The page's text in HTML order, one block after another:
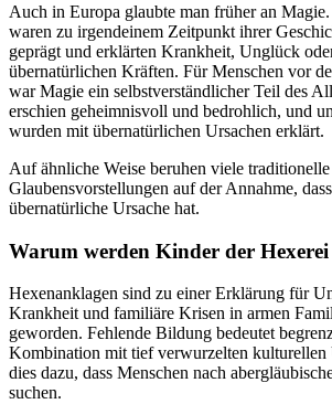
Auch in Europa glaubte man früher an
waren zu irgendeinem Zeitpunkt ihrer
geprägt und erklärten Krankheit, Unglück
übernatürlichen Kräften. Für Menschen vor
war Magie ein selbstverständlicher Teil des
erschien geheimnisvoll und bedrohlich, und
wurden mit übernatürlichen Ursachen erklärt.
Auf ähnliche Weise beruhen viele
Glaubensvorstellungen auf der Annahme,
übernatürliche Ursache hat.
Warum werden Kinder der
Hexenanklagen sind zu einer Erklärung für
Krankheit und familiäre Krisen in armen
geworden. Fehlende Bildung bedeutet
Kombination mit tief verwurzelten kulturellen
dies dazu, dass Menschen nach
suchen.